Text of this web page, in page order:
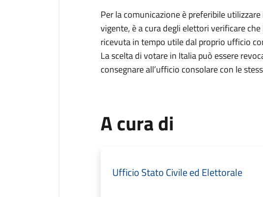
Per la comunicazione è preferibile
vigente, è a cura degli elettori verificare
ricevuta in tempo utile dal proprio ufficio
La scelta di votare in Italia può essere
consegnare all’ufficio consolare con le
A cura di
Ufficio Stato Civile ed Elettorale